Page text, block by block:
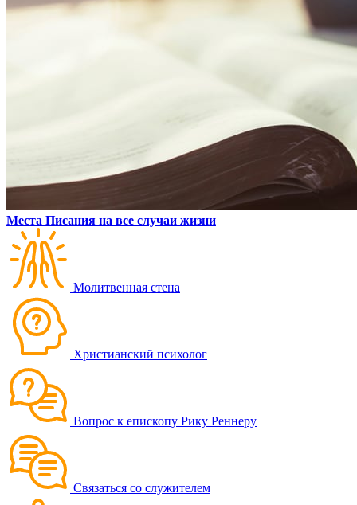
Места Писания на все случаи жизни
Молитвенная стена
Христианский психолог
Вопрос к епископу Рику Реннеру
Связаться со служителем